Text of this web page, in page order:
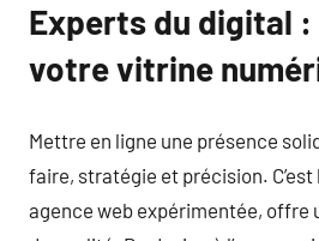
Experts du digital
votre vitrine
Mettre en ligne une présence
faire, stratégie et précision. C’est
agence web expérimentée, offre